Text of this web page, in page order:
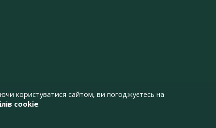
користуватися сайтом, ви погоджуєтесь на
cookie.